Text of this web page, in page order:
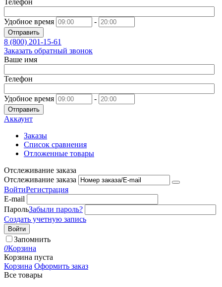
Телефон
Удобное время -
Отправить
8 (800) 201-15-61
Заказать обратный звонок
Ваше имя
Телефон
Удобное время -
Отправить
Аккаунт
Заказы
Список сравнения
Отложенные товары
Отслеживание заказа
Отслеживание заказа
ВойтиРегистрация
E-mail
ПарольЗабыли пароль?
Создать учетную запись
Войти
Запомнить
0Корзина
Корзина пуста
Корзина Оформить заказ
Все товары